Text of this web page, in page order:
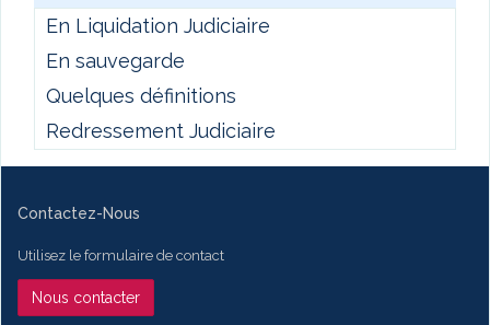
En Liquidation Judiciaire
En sauvegarde
Quelques définitions
Redressement Judiciaire
Contactez-Nous
Utilisez le formulaire de contact
Nous contacter